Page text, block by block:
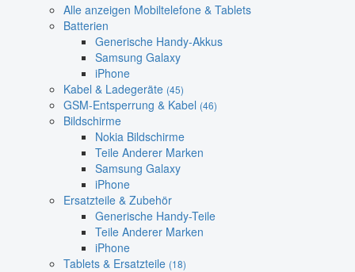
Alle anzeigen Mobiltelefone & Tablets
Batterien
Generische Handy-Akkus
Samsung Galaxy
iPhone
Kabel & Ladegeräte (45)
GSM-Entsperrung & Kabel (46)
Bildschirme
Nokia Bildschirme
Teile Anderer Marken
Samsung Galaxy
iPhone
Ersatzteile & Zubehör
Generische Handy-Teile
Teile Anderer Marken
iPhone
Tablets & Ersatzteile (18)